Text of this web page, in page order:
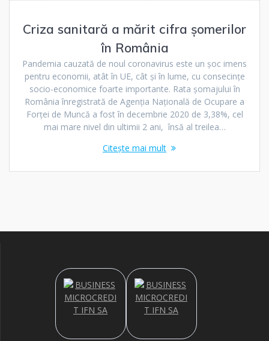
Criza sanitară a mărit cifra șomerilor
în România
Pandemia cauzată de noul coronavirus este un șoc imens
pentru economii, atât în ​​UE, cât și în lume, cu consecințe
socio-economice foarte importante. Rata şomajului în
România înregistrată de Agenţia Naţională de Ocupare a
Forţei de Muncă a fost în decembrie 2020 de 3,38%, cel
mai mare nivel din ultimii 2 ani, însă al treilea…
Citește mai mult